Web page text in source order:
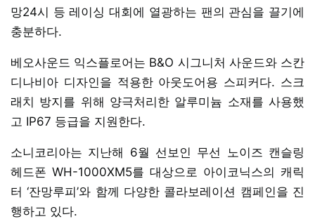
망24시 등 레이싱 대회에 열광하는 팬의 관심을 끌기에
충분하다.
베오사운드 익스플로어는 B&O 시그니처 사운드와 스칸
디나비아 디자인을 적용한 아웃도어용 스피커다. 스크
래치 방지를 위해 양극처리한 알루미늄 소재를 사용했
고 IP67 등급을 지원한다.
소니코리아는 지난해 6월 선보인 무선 노이즈 캔슬링
헤드폰 WH-1000XM5를 대상으로 아이코닉스의 캐릭
터 ‘잔망루피’와 함께 다양한 콜라보레이션 캠페인을 진
행하고 있다.